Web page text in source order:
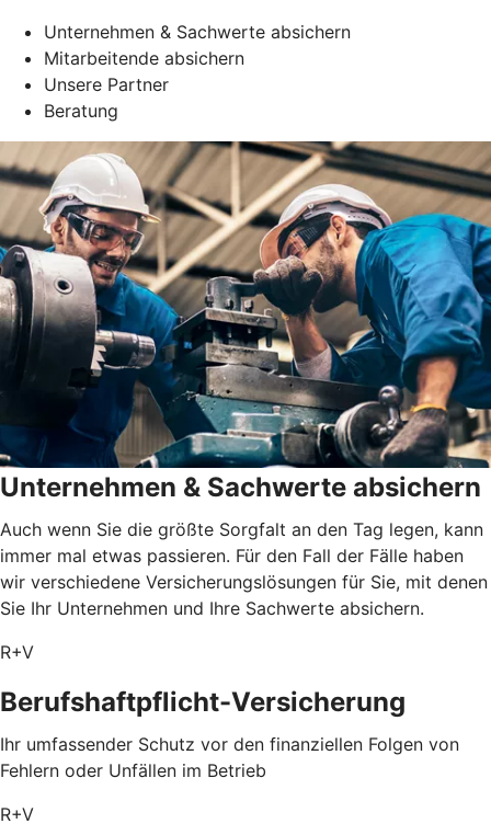
Unternehmen & Sachwerte absichern
Mitarbeitende absichern
Unsere Partner
Beratung
Unternehmen & Sachwerte absichern
Auch wenn Sie die größte Sorgfalt an den Tag legen, kann
immer mal etwas passieren. Für den Fall der Fälle haben
wir verschiedene Versicherungslösungen für Sie, mit denen
Sie Ihr Unternehmen und Ihre Sachwerte absichern.
R+V
Berufshaftpflicht-Versicherung
Ihr umfassender Schutz vor den finanziellen Folgen von
Fehlern oder Unfällen im Betrieb
R+V